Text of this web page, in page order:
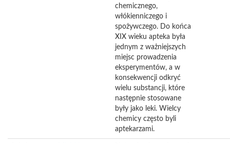
chemicznego,
włókienniczego i
spożywczego. Do końca
XIX wieku apteka była
jednym z ważniejszych
miejsc prowadzenia
eksperymentów, a w
konsekwencji odkryć
wielu substancji, które
następnie stosowane
były jako leki. Wielcy
chemicy często byli
aptekarzami.